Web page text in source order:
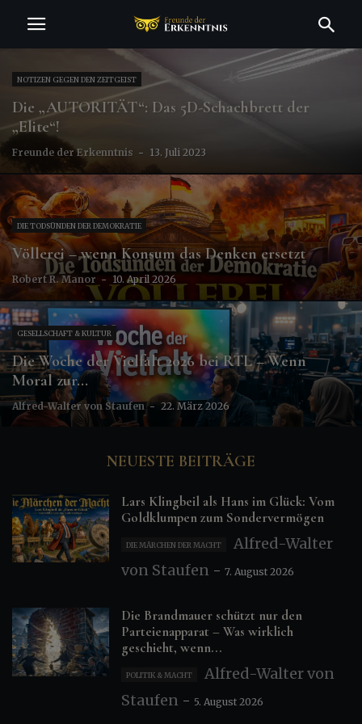
NOTIZEN GEGEN DEN ZEITGEIST
Die „AUTORITÄT“: Das 5D-Schachbrett der
„Elite“!
Freunde der Erkenntnis - 13. Juli 2023
DIE TODSÜNDEN DER DEMOKRATIE
Völlerei – wenn Konsum das Denken ersetzt
Robert R. Manor - 10. April 2026
GESELLSCHAFT & KULTUR
Die Woche der Vielfalt 2026 bei RTL – Wenn
Moral zur...
Alfred-Walter von Staufen - 22. März 2026
NEUESTE BEITRÄGE
Lars Klingbeil als Hans im Glück: Vom
Goldklumpen zum Sondervermögen
DIE MÄRCHEN DER MACHT
Alfred-Walter
von Staufen - 7. August 2026
Die Brandmauer schützt nur den
Parteienapparat – Was wirklich
geschieht, wenn...
POLITIK & MACHT
Alfred-Walter von
Staufen - 5. August 2026